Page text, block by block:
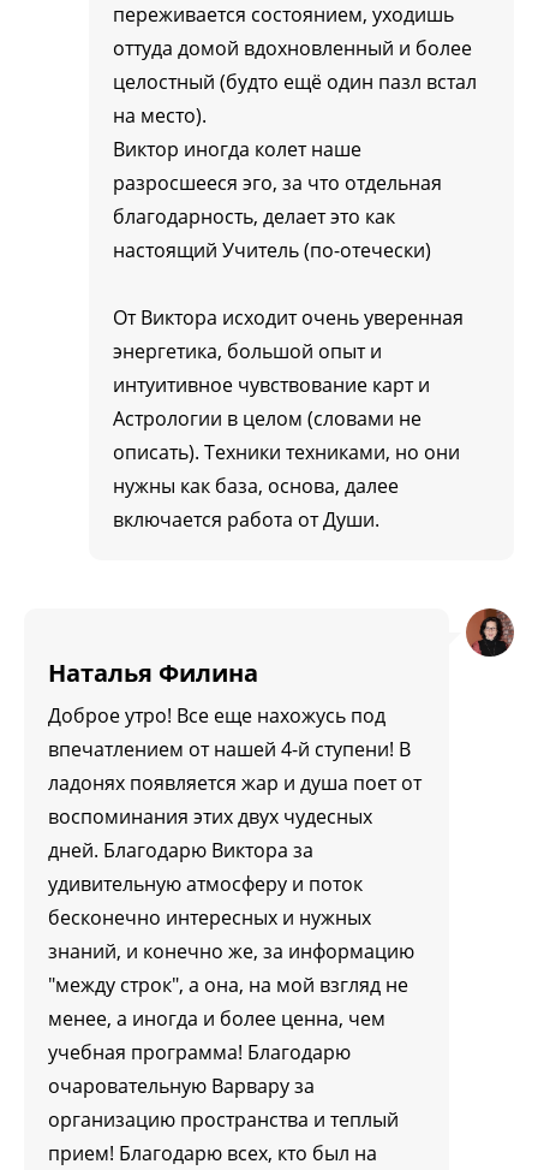
переживается состоянием, уходишь
оттуда домой вдохновленный и более
целостный (будто ещё один пазл встал
на место).
Виктор иногда колет наше
разросшееся эго, за что отдельная
благодарность, делает это как
настоящий Учитель (по-отечески)
От Виктора исходит очень уверенная
энергетика, большой опыт и
интуитивное чувствование карт и
Астрологии в целом (словами не
описать). Техники техниками, но они
нужны как база, основа, далее
включается работа от Души.
Наталья Филина
Доброе утро! Все еще нахожусь под
впечатлением от нашей 4-й ступени! В
ладонях появляется жар и душа поет от
воспоминания этих двух чудесных
дней. Благодарю Виктора за
удивительную атмосферу и поток
бесконечно интересных и нужных
знаний, и конечно же, за информацию
"между строк", а она, на мой взгляд не
менее, а иногда и более ценна, чем
учебная программа! Благодарю
очаровательную Варвару за
организацию пространства и теплый
прием! Благодарю всех, кто был на